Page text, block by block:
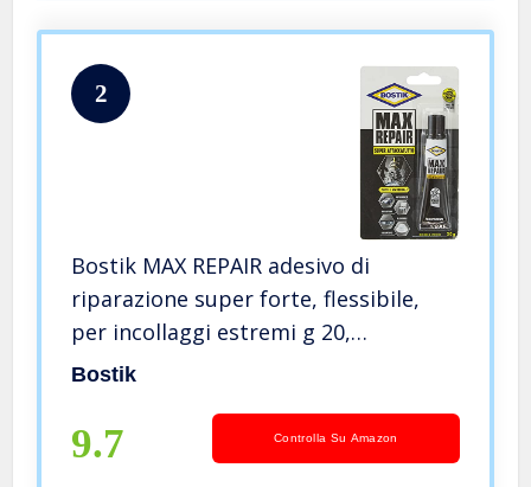
2
Bostik MAX REPAIR adesivo di
riparazione super forte, flessibile,
per incollaggi estremi g 20,
Trasparente
Bostik
9.7 Controlla Su Amazon